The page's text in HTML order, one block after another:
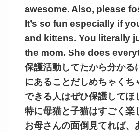
awesome. Also, please
It’s so fun especially if
and kittens. You literally
the mom. She does
保護活動してたから分かる
にあることだしめちゃくち
できる人はぜひ保護してほ
特に母猫と子猫はすごく楽
お母さんの面倒見てれば、